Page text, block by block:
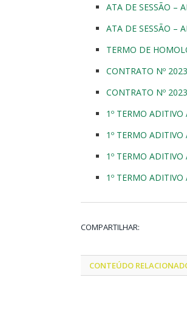
ATA DE SESSÃO –
ATA DE SESSÃO –
TERMO DE
CONTRATO Nº
CONTRATO Nº
1º TERMO
1º TERMO
1º TERMO
1º TERMO
COMPARTILHAR:
CONTEÚDO